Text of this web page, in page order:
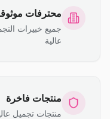
محترفات
جميع خبيرات
عالية
منتجات فاخرة
منتجات تجميل